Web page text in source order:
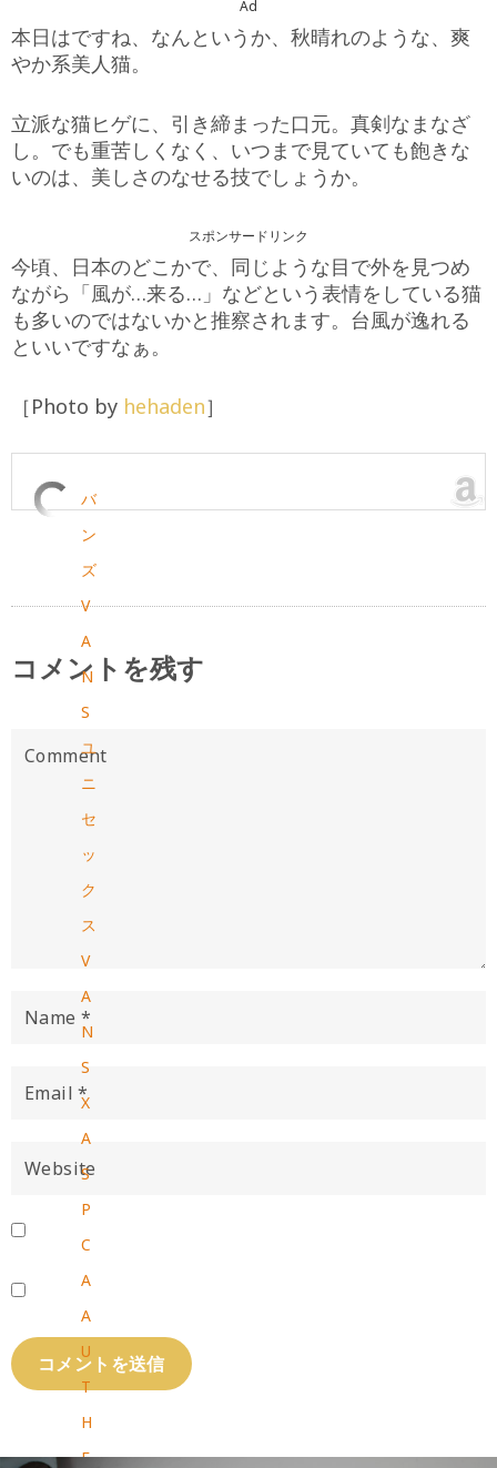
Ad
本日はですね、なんというか、秋晴れのような、爽
やか系美人猫。
立派な猫ヒゲに、引き締まった口元。真剣なまなざ
し。でも重苦しくなく、いつまで見ていても飽きな
いのは、美しさのなせる技でしょうか。
スポンサードリンク
今頃、日本のどこかで、同じような目で外を見つめ
ながら「風が…来る…」などという表情をしている猫
も多いのではないかと推察されます。台風が逸れる
といいですなぁ。
［Photo by hehaden］
バ
ン
ズ
V
A
N
S
ユ
ニ
セ
ッ
ク
ス
V
A
N
S
X
A
S
P
C
A
A
U
T
H
E
コメントを残す